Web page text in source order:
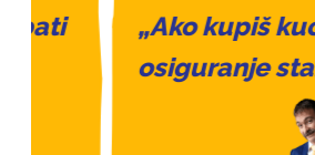
„Ako kupiš kuću,
osiguranje stana.”